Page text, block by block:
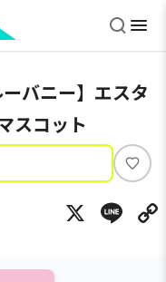
バニー】エスタ
スコット
い
ね
X